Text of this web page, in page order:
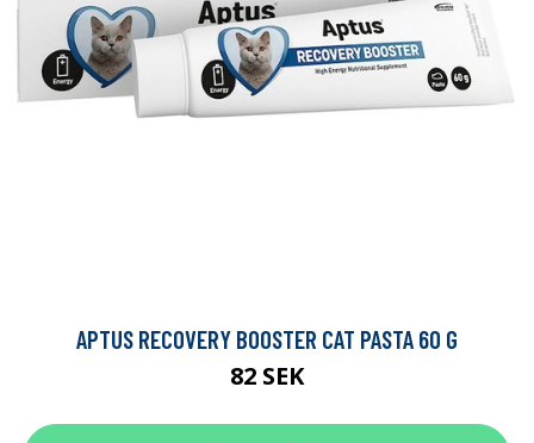
APTUS RECOVERY BOOSTER CAT PASTA 60 G
82 SEK